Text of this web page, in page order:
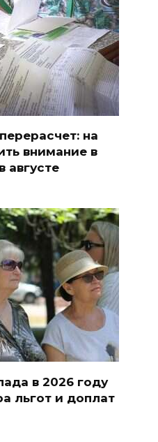
на
внимание в
августе
в 2026 году
льгот и доплат